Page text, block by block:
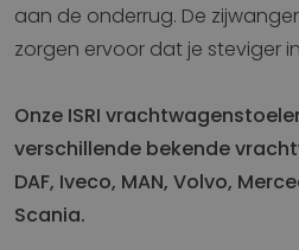
aan de onderrug. De
zorgen ervoor dat je steviger
Onze ISRI
verschillende bekende
DAF, Iveco, MAN, Volvo,
Scania.